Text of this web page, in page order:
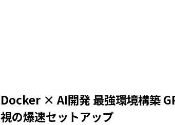
Docker × AI開発 最強環境構築
視の爆速セットアップ